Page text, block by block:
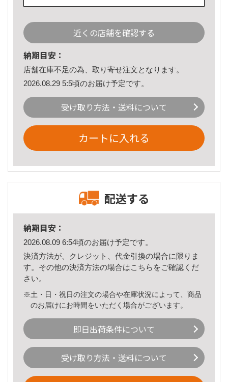
近くの店舗を確認する
納期目安：
店舗在庫不足の為、取り寄せ注文となります。
2026.08.29 5:5頃のお届け予定です。
受け取り方法・送料について
カートに入れる
配送する
納期目安：
2026.08.09 6:54頃のお届け予定です。
決済方法が、クレジット、代金引換の場合に限りま
す。その他の決済方法の場合はこちら をご確認くだ
さい。
※土・日・祝日の注文の場合や在庫状況によって、商品
のお届けにお時間をいただく場合がございます。
即日出荷条件について
受け取り方法・送料について